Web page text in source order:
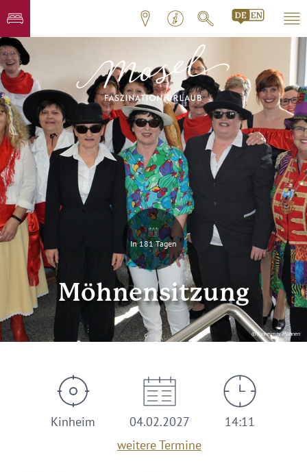
© Kinheimer Möhnen
In 181 Tagen
Möhnensitzung
Kinheim
04.02.2027
weitere Termine
14:11